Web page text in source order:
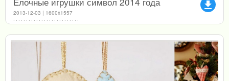
file_download
2013-12-03 | 1600x1557